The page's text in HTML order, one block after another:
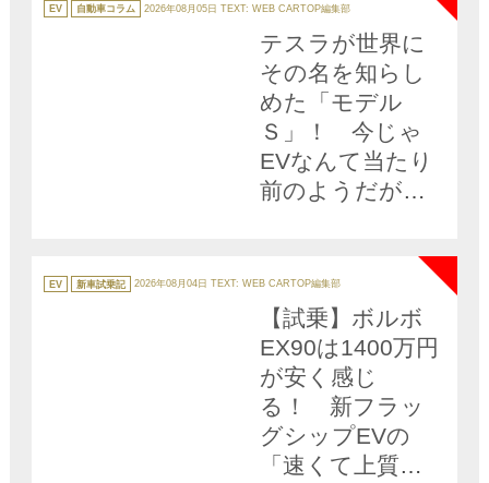
テ
ゴ
EV 自動車コラム 2026年08月05日 TEXT: WEB CARTOP編集部
テスラが世界に
その名を知らし
めた「モデル
Ｓ」！ 今じゃ
EVなんて当たり
前のようだがそ
テ
ゴ
EV 新車試乗記 2026年08月04日 TEXT: WEB CARTOP編集部
【試乗】ボルボ
EX90は1400万円
が安く感じ
る！ 新フラッ
グシップEVの
「速くて上質で